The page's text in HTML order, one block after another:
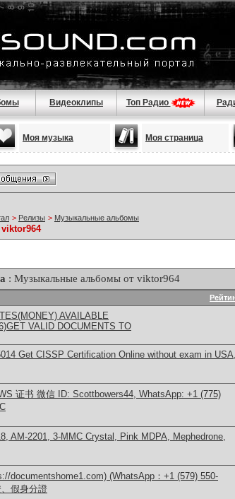
Видеоклипы Топ Радио
Моя музыка Моя страница
> Релизы > Музыкальные альбомы
: Музыкальные альбомы от viktor964
AVAILABLE
VALID DOCUMENTS TO
Get CISSP Certification Online without exam in USA,
证书 微信 ID: Scottbowers44, WhatsApp: +1 (775)
AM-2201, 3-MMC Crystal, Pink MDPA, Mephedrone,
documentshome1.com) (WhatsApp：+1 (579) 550-
假身分證